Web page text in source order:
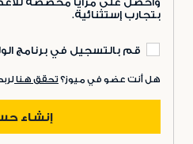
بتجارب إستثنائية.
قم بالتسجيل في برنامج
هل أنت عضو في ميوز؟ تحقق هنا
إنشاء